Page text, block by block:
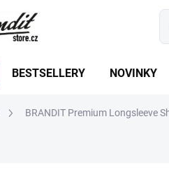
BESTSELLERY NOVINKY
BRANDIT Premium Longsleeve